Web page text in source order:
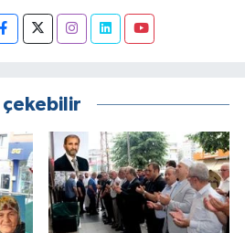
çekebilir